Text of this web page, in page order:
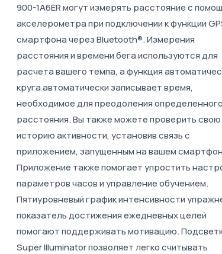
900-1A6ER могут измерять расстояние с
акселерометра при подключении к функции
смартфона через Bluetooth®. Измерения
расстояния и времени бега используются для
расчета вашего темпа, а функция
круга автоматически записывает время,
необходимое для преодоления определенного
расстояния. Вы также можете проверить свою
историю активности, установив связь с
приложением, запущенным на вашем
Приложение также помогает упростить
параметров часов и управление обучением.
Пятиуровневый график интенсивности
показатель достижения ежедневных целей
помогают поддерживать мотивацию.
Super Illuminator позволяет легко считывать